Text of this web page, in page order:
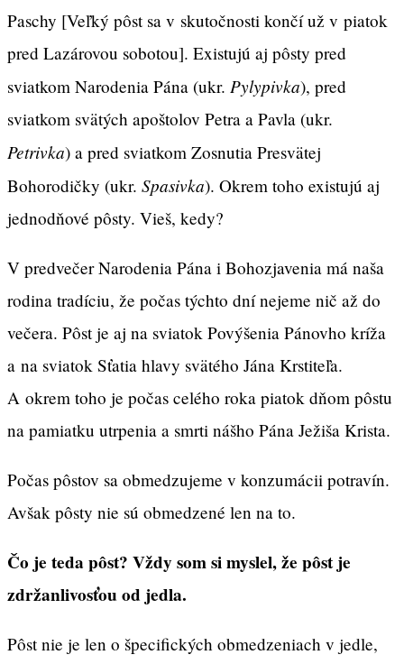
Paschy [Veľký pôst sa v skutočnosti končí už v piatok
pred Lazárovou sobotou]. Existujú aj pôsty pred
sviatkom Narodenia Pána (ukr. Pylypivka), pred
sviatkom svätých apoštolov Petra a Pavla (ukr.
Petrivka) a pred sviatkom Zosnutia Presvätej
Bohorodičky (ukr. Spasivka). Okrem toho existujú aj
jednodňové pôsty. Vieš, kedy?
V predvečer Narodenia Pána i Bohozjavenia má naša
rodina tradíciu, že počas týchto dní nejeme nič až do
večera. Pôst je aj na sviatok Povýšenia Pánovho kríža
a na sviatok Sťatia hlavy svätého Jána Krstiteľa.
A okrem toho je počas celého roka piatok dňom pôstu
na pamiatku utrpenia a smrti nášho Pána Ježiša Krista.
Počas pôstov sa obmedzujeme v konzumácii potravín.
Avšak pôsty nie sú obmedzené len na to.
Čo je teda pôst? Vždy som si myslel, že pôst je
zdržanlivosťou od jedla.
Pôst nie je len o špecifických obmedzeniach v jedle,